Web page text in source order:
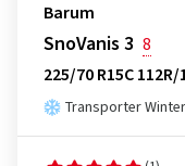
Barum
SnoVanis 3 8
225/70 R15C 112R/
Transporter